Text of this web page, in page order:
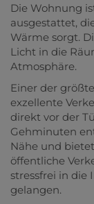
Die Wohnung
ausgestattet,
Wärme sorgt.
Licht in die
Atmosphäre.
Einer der
exzellente
direkt vor der
Gehminuten
Nähe und
öffentliche
stressfrei in die
gelangen.